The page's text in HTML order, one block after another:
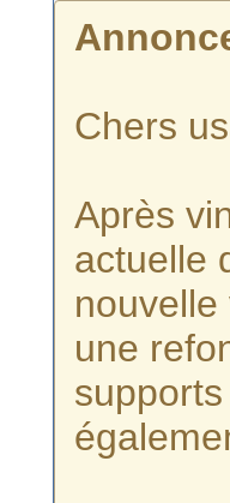
Chers
Après
actuelle
nouvelle
une